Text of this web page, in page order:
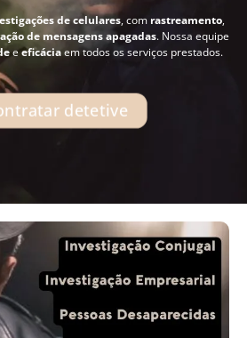
de celulares, com rastreamento,
de mensagens apagadas. Nossa equipe
eeficáciaem todos os serviços prestados.
detetive